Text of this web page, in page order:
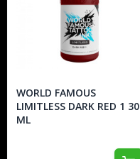
WORLD FAMOUS
LIMITLESS DARK RED 1 30
ML